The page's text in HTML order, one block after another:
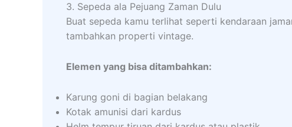
3. Sepeda ala Pejuang Zaman Dulu
Buat sepeda kamu terlihat seperti kendaraan
tambahkan properti vintage.
Elemen yang bisa ditambahkan:
Karung goni di bagian belakang
Kotak amunisi dari kardus